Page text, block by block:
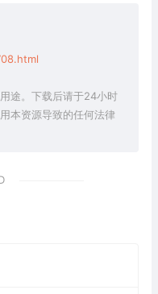
途。下载后请于24小时
本资源导致的任何法律